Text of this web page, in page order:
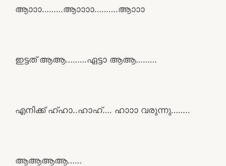
ആാാാ………ആാാാാ……….ആാാാ
ഇട്ടത് ആആ………ഏട്ടാ ആആ………
എനിക്ക് ഹ്ഹാ..ഹാഹ്…. ഹാാാ വരുന്നു……..
ആആആആ……